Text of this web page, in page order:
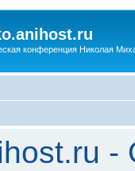
конференция Николая